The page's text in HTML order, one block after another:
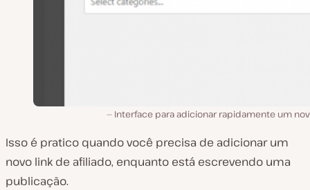
Interface para adicionar rapidamente um
Isso é pratico quando você precisa de adicionar um
novo link de afiliado, enquanto está escrevendo uma
publicação.